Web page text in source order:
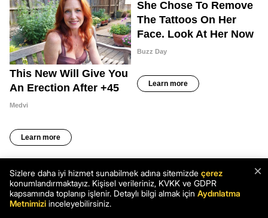
×
Sizlere daha iyi hizmet sunabilmek adına sitemizde çerez
konumlandırmaktayız. Kişisel verileriniz, KVKK ve GDPR
kapsamında toplanıp işlenir. Detaylı bilgi almak için Aydınlatma
Metnimizi inceleyebilirsiniz.